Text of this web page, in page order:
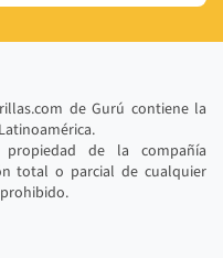
de Gurú contiene la
de la compañía
total o parcial de cualquier